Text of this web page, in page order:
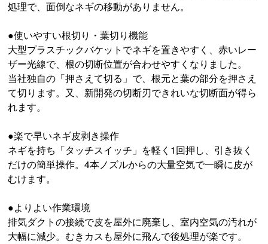
処理で、面倒なネギの移動がありません。
●使いやすい根切り・葉切り機能
大型プラスチックバケットでネギを置きやすく、赤いレー
ザー光線で、根の切断位置が合わせやすくなりました。
当社独自の「押さえて切る」で、根元と葉の部分を押さえ
て切ります。又、新開発の切断刃できれいな切断面が得ら
れます。
●楽で早いネギ皮剥き操作
ネギを持ち「タッチスイッチ」を軽く1回押し、引き抜く
だけの簡単操作。4本ノズルからの大量空気で一瞬に皮が
むけます。
●よりよい作業環境
排気ダクトの接続で皮を屋外に廃棄し、室内空気の汚れが
大幅に減少。むきカスも屋外に飛んで後処理が楽です。